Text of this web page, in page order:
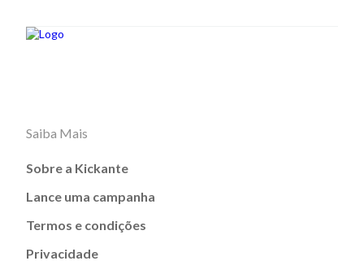
Saiba Mais
Sobre a Kickante
Lance uma campanha
Termos e condições
Privacidade